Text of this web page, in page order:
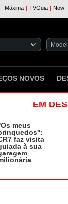
NOVOS
EM
meus
faz visita
à sua